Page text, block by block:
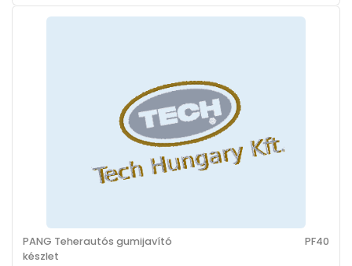
PANG Teherautós gumijavító
készlet
PF40